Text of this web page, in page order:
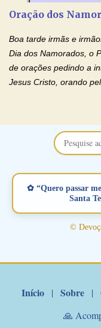
Oração Pelos Casais
separados, devido ao
relacionamento e que
casal. Vamos orar
Deus). "Senhor Jesus,
Oração dos
Boa tarde irmãs e
Dia dos Namorados, o
de orações pedindo a
Jesus Cristo, orando
maravilhosos cartões
esta abençoada
vamos juntos formar
verdadeiro, ou que
amoroso, creia na
Santo Antonio! Tenha
junto a Jesus! Fique
✿ “Quero passar
Santa
©
Início | Sobre |
🙏